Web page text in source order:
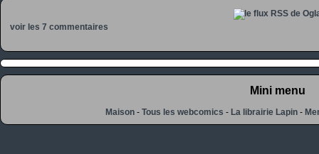
voir les 7 commentaires
Mini menu
Maison -Tous les webcomics -La librairie Lapin -